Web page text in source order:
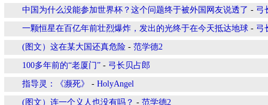
中国为什么没能参加世界杯？这个问题终于被外国网友说透了 - 弓
一颗恒星在百亿年前壮烈爆炸，发出的光终于在今天抵达地球 - 弓
(图文）这在某大国还真危险 - 范学德2
100多年前的“老厦门” - 弓长贝占郎
指导灵：《濒死》 - HolyAngel
(图文）连一个义人也没有吗？ - 范学德2